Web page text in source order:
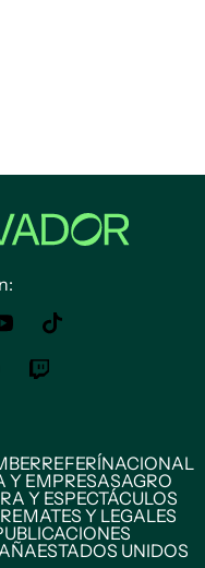
REFERÍNACIONAL
Y EMPRESASAGRO
Y ESPECTÁCULOS
REMATES Y LEGALES
ESTADOS UNIDOS